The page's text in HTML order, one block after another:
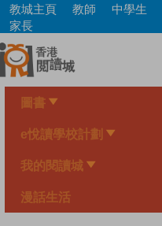
Skip
main
content
教城主頁 教師 中學生
家長
圖書
e悅讀學校計劃
我的閱讀城
漫話生活